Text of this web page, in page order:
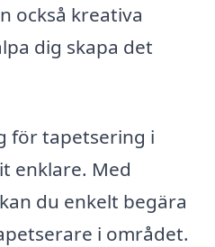
också kreativa
dig skapa det
för tapetsering i
enklare. Med
du enkelt begära
i området.